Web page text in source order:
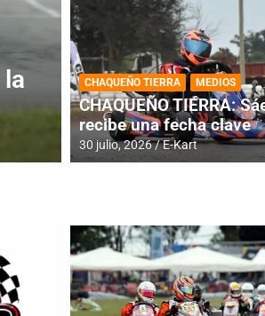
DESTACADA INFORME CENTRAL
RMC BUENOS
histórica en
4 agosto, 2026 E-Kart
CHAQUEÑO TIERRA MEDIOS
CHAQUEÑO TIERRA:
recibe una fecha clave
30 julio, 2026 E-Kart